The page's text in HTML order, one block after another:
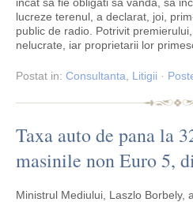
lucreze terenul, a declarat, joi,
public de radio. Potrivit
nelucrate, iar proprietarii lor
Postat in: Consultanta Litigii ·
Taxa auto de pana la
masinile non Euro 5,
Ministrul Mediului, Laszlo Borbely,